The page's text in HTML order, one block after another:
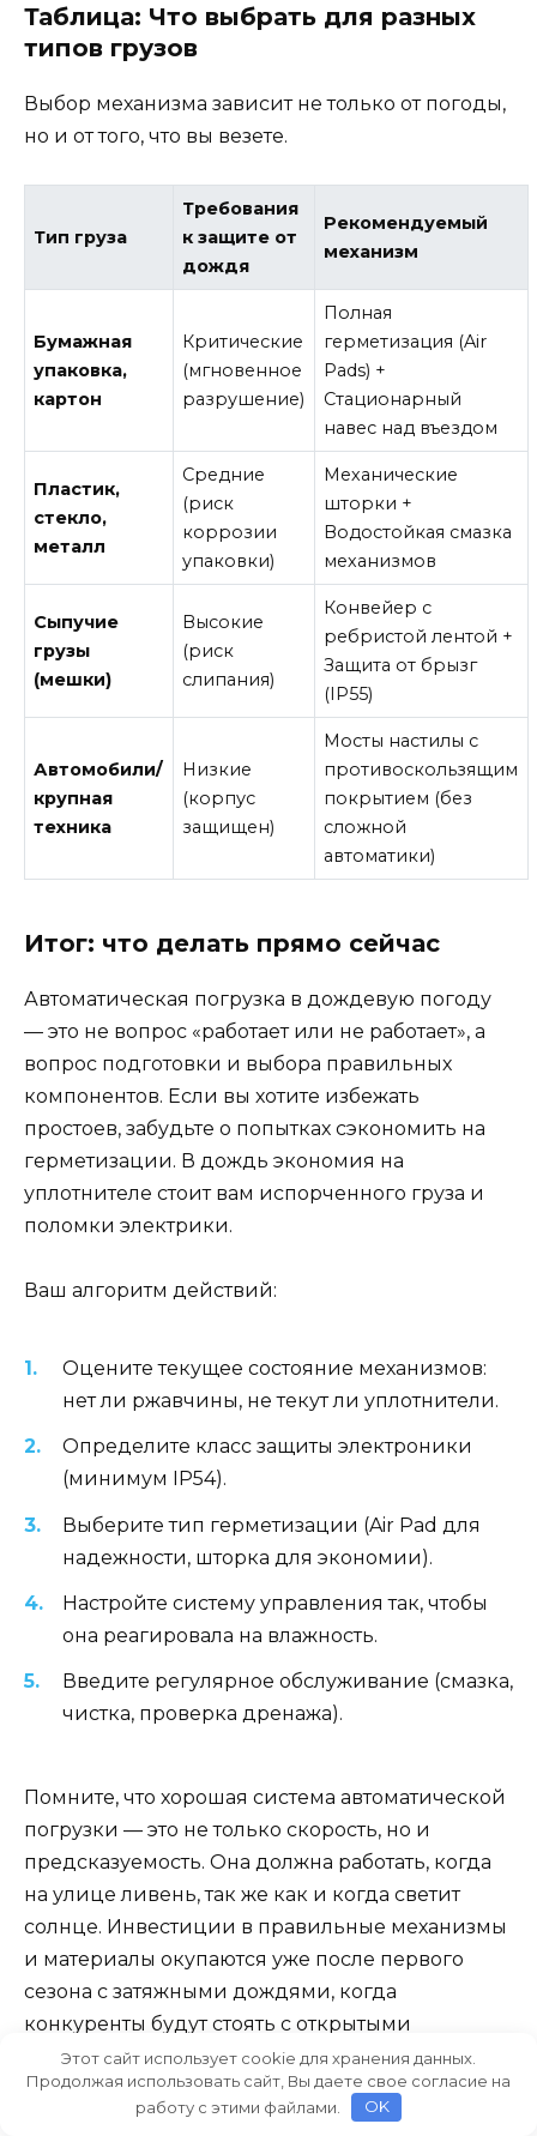
Таблица: Что выбрать для разных
типов грузов
Выбор механизма зависит не только от погоды,
но и от того, что вы везете.
Тип груза
Требования
к защите от
дождя
Рекомендуемый
механизм
Бумажная
упаковка,
картон
Критические
(мгновенное
разрушение)
Полная
герметизация (Air
Pads) +
Стационарный
навес над въездом
Пластик,
стекло,
металл
Средние
(риск
коррозии
упаковки)
Механические
шторки +
Водостойкая смазка
механизмов
Сыпучие
грузы
(мешки)
Высокие
(риск
слипания)
Конвейер с
ребристой лентой +
Защита от брызг
(IP55)
Автомобили/
крупная
техника
Низкие
(корпус
защищен)
Мосты настилы с
противоскользящим
покрытием (без
сложной
автоматики)
Итог: что делать прямо сейчас
Автоматическая погрузка в дождевую погоду
— это не вопрос «работает или не работает», а
вопрос подготовки и выбора правильных
компонентов. Если вы хотите избежать
простоев, забудьте о попытках сэкономить на
герметизации. В дождь экономия на
уплотнителе стоит вам испорченного груза и
поломки электрики.
Ваш алгоритм действий:
Оцените текущее состояние механизмов:
нет ли ржавчины, не текут ли уплотнители.
Определите класс защиты электроники
(минимум IP54).
Выберите тип герметизации (Air Pad для
надежности, шторка для экономии).
Настройте систему управления так, чтобы
она реагировала на влажность.
Введите регулярное обслуживание (смазка,
чистка, проверка дренажа).
Помните, что хорошая система автоматической
погрузки — это не только скорость, но и
предсказуемость. Она должна работать, когда
на улице ливень, так же как и когда светит
солнце. Инвестиции в правильные механизмы
и материалы окупаются уже после первого
сезона с затяжными дождями, когда
конкуренты будут стоять с открытыми
воротами, а ваш склад продолжит работать.
Этот сайт использует cookie для хранения данных.
Продолжая использовать сайт, Вы даете свое согласие на
работу с этими файлами.
OK